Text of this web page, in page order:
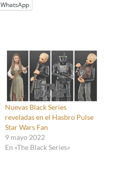
WhatsApp
Nuevas Black Series
reveladas en el Hasbro Pulse
Star Wars Fan
9 mayo 2022
En «The Black Series»